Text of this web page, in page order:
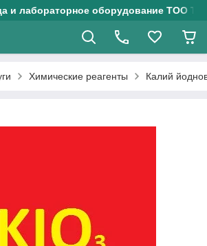
и лабораторное оборудование ТОО
Химические реагенты Калий